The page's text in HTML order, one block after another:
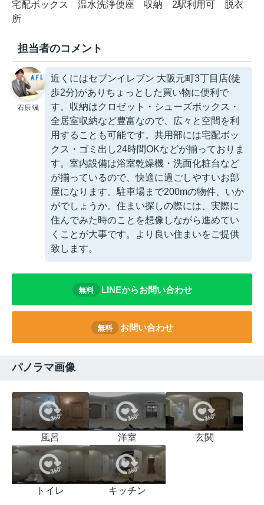
宅配ボックス 温水洗浄便座 収納 2駅利用可
脱衣
所
担当者のコメント
石原 颯
近くにはセブンイレブン 大阪元町3丁目店(徒
歩2分)がありちょっとした買い物に便利で
す。収納はクロゼット・シューズボックス・
全居室収納など豊富なので、広々と空間を利
用することも可能です。共用部には宅配ボッ
クス・ゴミ出し24時間OKなどが揃っておりま
す。室内設備は浴室乾燥機・洗面化粧台など
が揃っているので、快適に過ごしやすいお部
屋になります。駐車場まで200mの物件、いか
がでしょうか。住まい探しの際には、実際に
住んでみた時のことを想像しながら進めてい
くことが大事です。より良い住まいをご提供
致します。
無料 LINEからお問い合わせ
無料 お問い合わせ
パノラマ画像
風呂 洋室 玄関
トイレ キッチン